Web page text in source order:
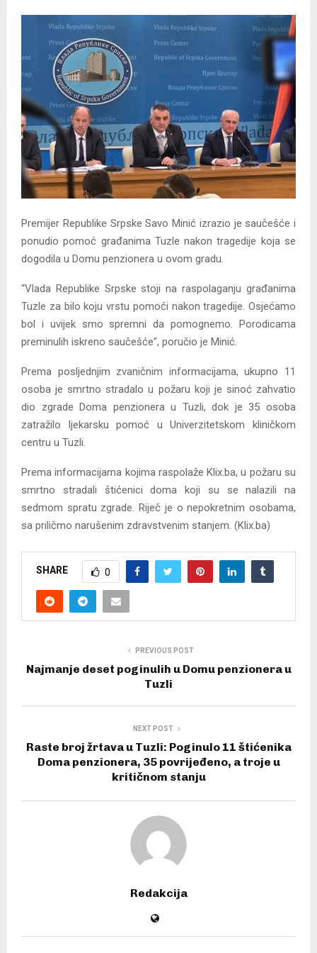
Y
M
E
N
U
Premijer Republike Srpske Savo Minić izrazio je saučešće i
ponudio pomoć građanima Tuzle nakon tragedije koja se
dogodila u Domu penzionera u ovom gradu.
“Vlada Republike Srpske stoji na raspolaganju građanima
Tuzle za bilo koju vrstu pomoći nakon tragedije. Osjećamo
bol i uvijek smo spremni da pomognemo. Porodicama
preminulih iskreno saučešće”, poručio je Minić.
Prema posljednjim zvaničnim informacijama, ukupno 11
osoba je smrtno stradalo u požaru koji je sinoć zahvatio
dio zgrade Doma penzionera u Tuzli, dok je 35 osoba
zatražilo ljekarsku pomoć u Univerzitetskom kliničkom
centru u Tuzli.
Prema informacijama kojima raspolaže Klix.ba, u požaru su
smrtno stradali štićenici doma koji su se nalazili na
sedmom spratu zgrade. Riječ je o nepokretnim osobama,
sa priličmo narušenim zdravstvenim stanjem. (Klix.ba)
SHARE 0
PREVIOUS POST
Najmanje deset poginulih u Domu penzionera u
Tuzli
NEXT POST
Raste broj žrtava u Tuzli: Poginulo 11 štićenika
Doma penzionera, 35 povrijeđeno, a troje u
kritičnom stanju
Redakcija